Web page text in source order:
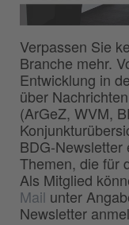
Verpassen Sie
Branche mehr.
Entwicklung in
über
(ArGeZ, WVM,
BDG-Newsletter
Themen, die für
Als Mitglied
Mail unter
Newsletter